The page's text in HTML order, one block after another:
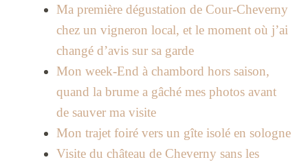
Ma première dégustation de Cour-Cheverny
chez un vigneron local, et le moment où j’ai
changé d’avis sur sa garde
Mon week-End à chambord hors saison,
quand la brume a gâché mes photos avant
de sauver ma visite
Mon trajet foiré vers un gîte isolé en sologne
Visite du château de Cheverny sans les